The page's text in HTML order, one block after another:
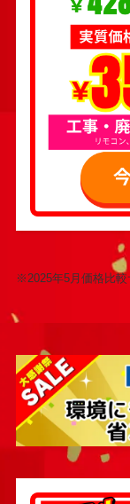
※2025年5月価格比